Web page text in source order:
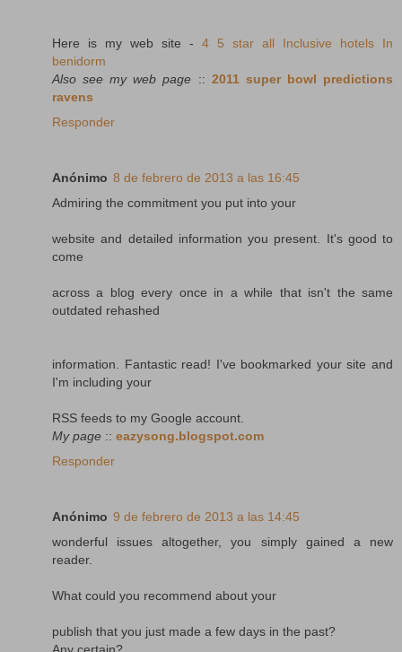
Here is my web site - 4 5 star all Inclusive hotels In
benidorm
Also see my web page :: 2011 super bowl predictions
ravens
Responder
Anónimo 8 de febrero de 2013 a las 16:45
Admiring the commitment you put into your
website and detailed information you present. It's good to
come
across a blog every once in a while that isn't the same
outdated rehashed
information. Fantastic read! I've bookmarked your site and
I'm including your
RSS feeds to my Google account.
My page :: eazysong.blogspot.com
Responder
Anónimo 9 de febrero de 2013 a las 14:45
wonderful issues altogether, you simply gained a new
reader.
What could you recommend about your
publish that you just made a few days in the past?